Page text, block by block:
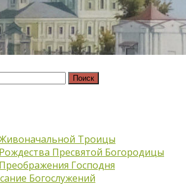
Троицы
Пресвятой Богородицы
Господня
Богослужений